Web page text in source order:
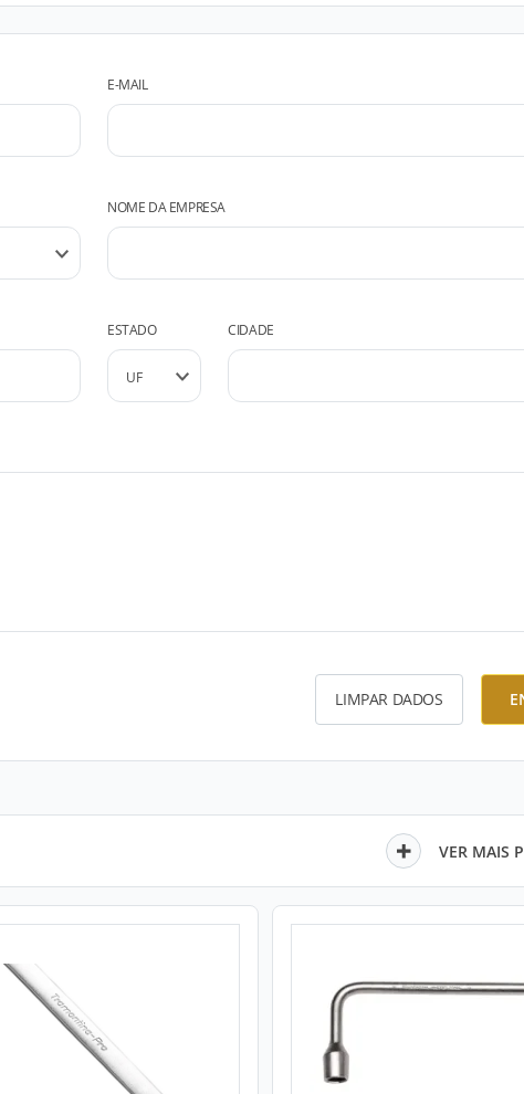
E-MAIL
NOME DA EMPRESA
ESTADO CIDADE
LIMPAR DADOS
VER MAIS